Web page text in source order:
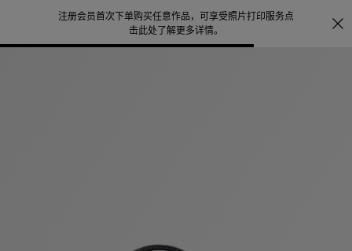
注册会员首次下单购买任意作品，可享受照片打印服务点
击此处了解更多详情。